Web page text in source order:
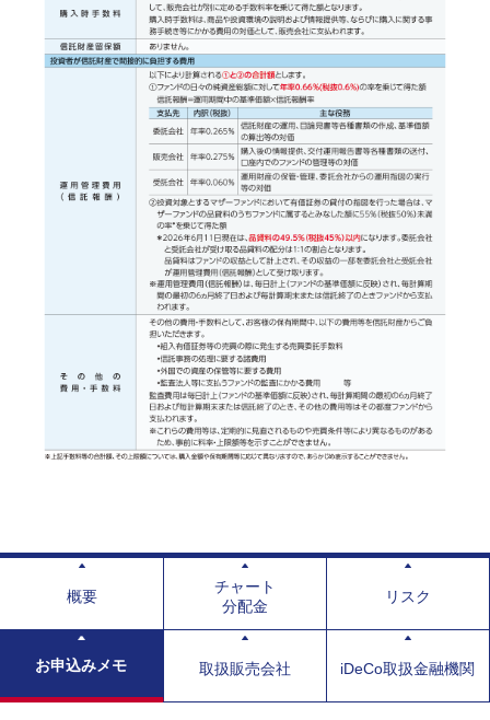
概要
チャート
分配金
リスク
お申込みメモ 取扱販売会社 iDeCo取扱金融機関